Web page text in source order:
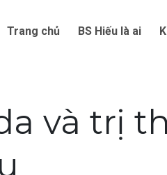
Trang chủ BS Hiếu là ai
và trị